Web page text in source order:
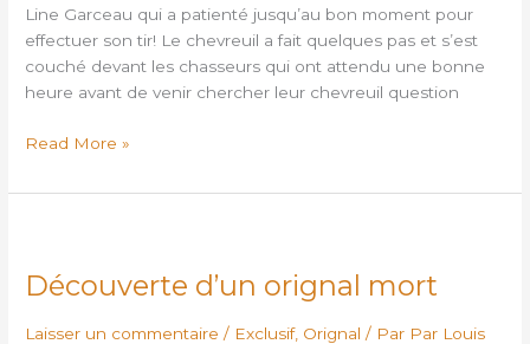
Line Garceau qui a patienté jusqu’au bon moment pour
effectuer son tir! Le chevreuil a fait quelques pas et s’est
couché devant les chasseurs qui ont attendu une bonne
heure avant de venir chercher leur chevreuil question
Read More »
Découverte d’un orignal mort
Laisser un commentaire / Exclusif, Orignal / Par Par Louis
orignal